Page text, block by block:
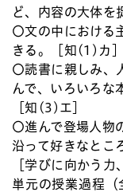
ど、内容の大体を
〇文の中における
きる。［知(1)カ］
〇読書に親しみ、
んで、いろいろな
［知(3)エ］
〇進んで登場人物
沿って好きなとこ
［学びに向かう力
単元の授業過程（